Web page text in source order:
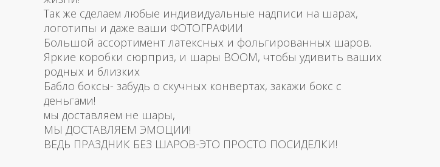
Так же сделаем любые индивидуальные надписи на шарах,
логотипы и даже ваши ФОТОГРАФИИ
Большой ассортимент латексных и фольгированных шаров.
Яркие коробки сюрприз, и шары BOOM, чтобы удивить ваших
родных и близких
Бабло боксы- забудь о скучных конвертах, закажи бокс с
деньгами!
мы доставляем не шары,
МЫ ДОСТАВЛЯЕМ ЭМОЦИИ!
ВЕДЬ ПРАЗДНИК БЕЗ ШАРОВ-ЭТО ПРОСТО ПОСИДЕЛКИ!